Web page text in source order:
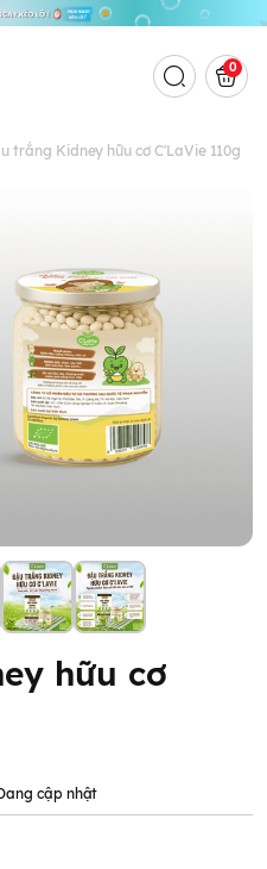
0
trắng Kidney hữu cơ C'LaVie 110g
hữu cơ
cập nhật